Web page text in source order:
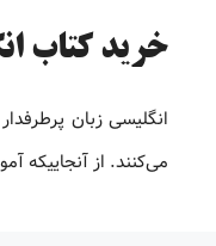
خرید کتاب انگلیسی
انگلیسی زبان
می‌کنند. از آنجاییکه